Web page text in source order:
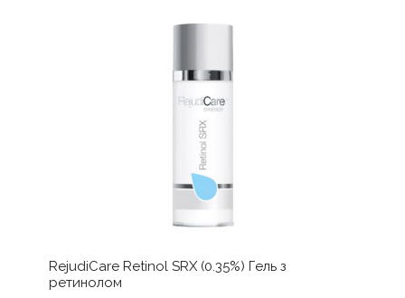
RejudiCare Retinol SRX (0.35%) Гель з
ретинолом